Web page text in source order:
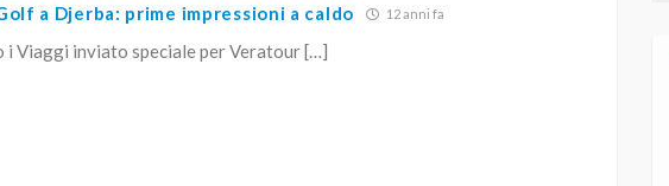
a Djerba: prime impressioni a caldo 12 anni fa
i Viaggi inviato speciale per Veratour […]